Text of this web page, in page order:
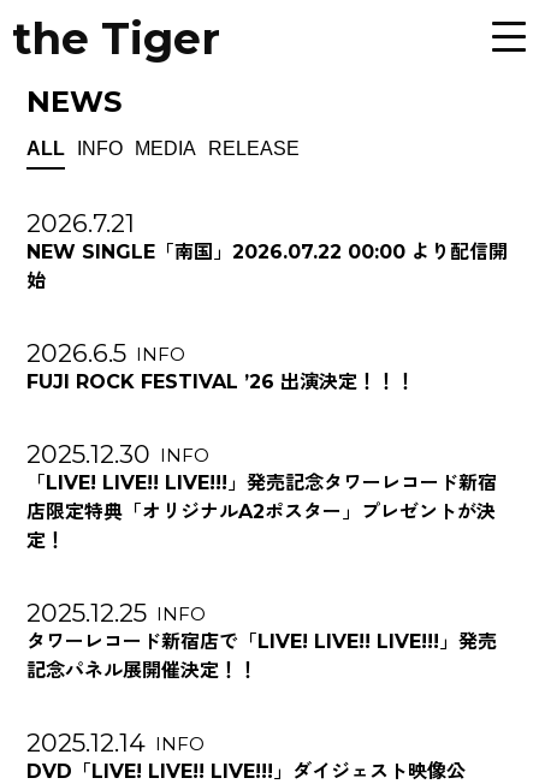
the Tiger
NEWS
ALL INFO MEDIA RELEASE
2026.7.21
NEW SINGLE「南国」2026.07.22 00:00 より配信開
始
2026.6.5 INFO
FUJI ROCK FESTIVAL ’26 出演決定！！！
2025.12.30 INFO
「LIVE! LIVE!! LIVE!!!」発売記念タワーレコード新宿
店限定特典「オリジナルA2ポスター」プレゼントが決
定！
2025.12.25 INFO
タワーレコード新宿店で「LIVE! LIVE!! LIVE!!!」発売
記念パネル展開催決定！！
2025.12.14 INFO
DVD「LIVE! LIVE!! LIVE!!!」ダイジェスト映像公